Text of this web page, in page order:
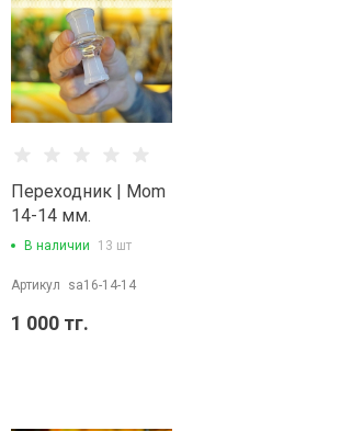
Переходник | Mom
14-14 мм.
В наличии 13 шт
Артикул sa16-14-14
1 000 тг.